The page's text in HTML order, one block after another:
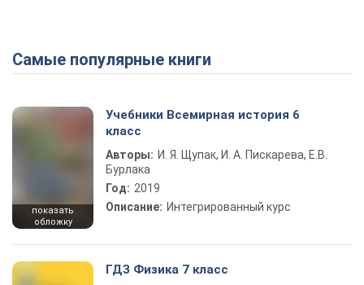
Самые популярные книги
показать
обложку
Учебники Всемирная история 6
класс
Авторы: И. Я. Щупак, И. А. Пискарева, Е.В.
Бурлака
Год: 2019
Описание: Интегрированный курс
ГДЗ Физика 7 класс